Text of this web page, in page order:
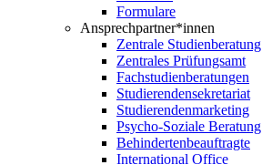
Formulare
Ansprechpartner*innen
Zentrale Studienberatung
Zentrales Prüfungsamt
Fachstudienberatungen
Studierendensekretariat
Studierendenmarketing
Psycho-Soziale Beratung
Behindertenbeauftragte
International Office